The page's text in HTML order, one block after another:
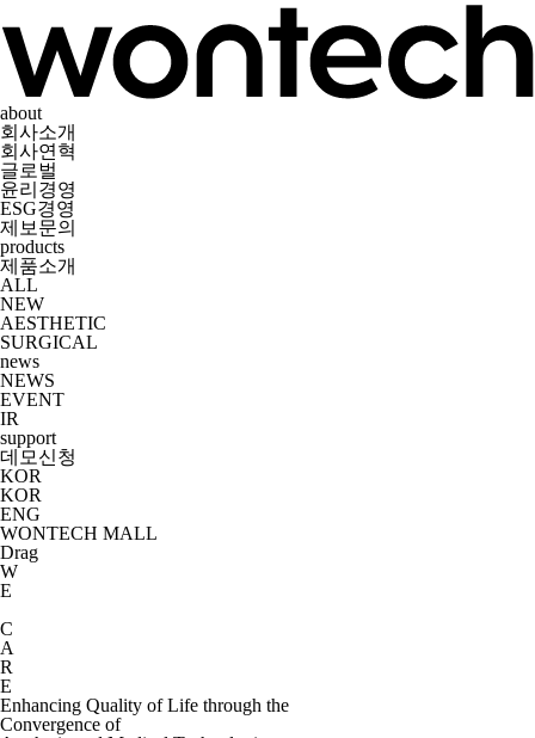
about
회사소개
회사연혁
글로벌
윤리경영
ESG경영
제보문의
products
제품소개
ALL
NEW
AESTHETIC
SURGICAL
news
NEWS
EVENT
IR
support
데모신청
KOR
KOR
ENG
WONTECH MALL
Drag
W
E
C
A
R
E
Enhancing Quality of Life through the
Convergence of